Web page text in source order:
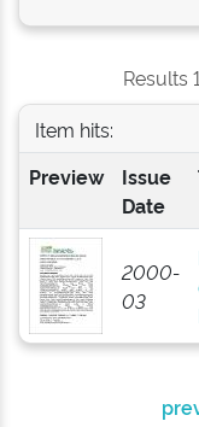
Results
Item hits:
Preview
Issue
Date
2000-
03